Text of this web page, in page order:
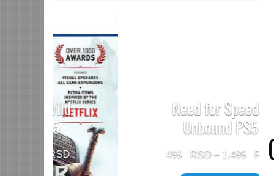
Need for Speed™
Unbound PS5
1.499
Price
range: